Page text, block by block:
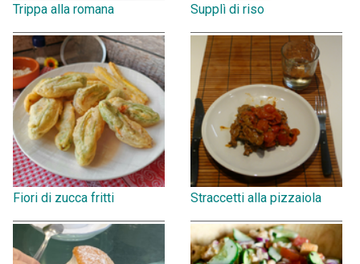
Trippa alla romana Supplì di riso
Fiori di zucca fritti Straccetti alla pizzaiola